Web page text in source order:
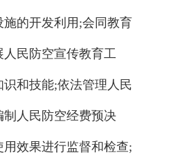
的开发利用;会同教育
民防空宣传教育工
和技能;依法管理人民
制人民防空经费预决
效果进行监督和检查;